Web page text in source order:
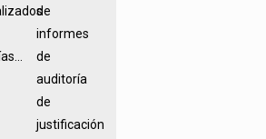
de
informes
de
auditoría
de
justificación